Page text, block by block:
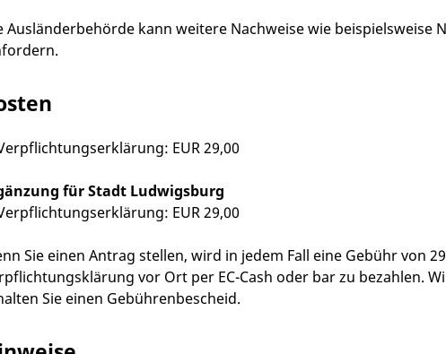
Ausländerbehörde kann weitere Nachweise wie beispielsweise
EUR 29,00
für Stadt Ludwigsburg
EUR 29,00
Sie einen Antrag stellen, wird in jedem Fall eine Gebühr von
vor Ort per EC-Cash oder bar zu bezahlen.
Sie einen Gebührenbescheid.